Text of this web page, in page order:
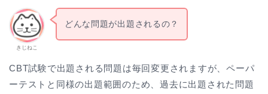
きじねこ
どんな問題が出題されるの？
CBT試験で出題される問題は毎回変更されますが、ペーパ
ーテストと同様の出題範囲のため、過去に出題された問題